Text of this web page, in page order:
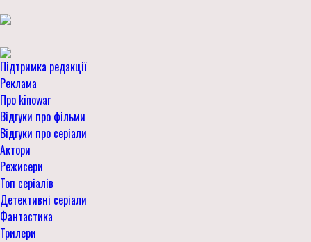
Підтримка редакції
Реклама
Про kinowar
Відгуки про фільми
Відгуки про серіали
Актори
Режисери
Топ серіалів
Детективні серіали
Фантастика
Трилери